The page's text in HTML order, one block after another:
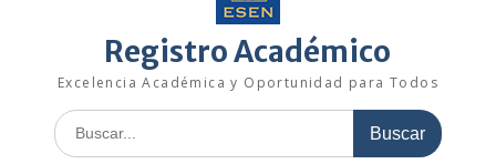
Registro Académico
Excelencia Académica y Oportunidad para Todos
Buscar: